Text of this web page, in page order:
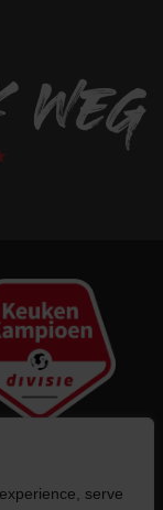
serve